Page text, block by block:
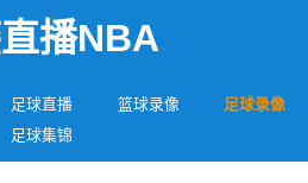
播NBA
足球直播 篮球录像
足球录像
足球集锦